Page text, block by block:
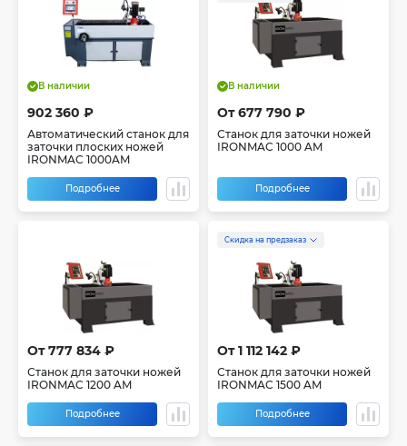
В наличии
902 360 ₽
Автоматический станок для
заточки плоских ножей
IRONMAC 1000AM
Подробнее
В наличии
От 677 790 ₽
Станок для заточки ножей
IRONMAC 1000 AM
Подробнее
От 777 834 ₽
Станок для заточки ножей
IRONMAC 1200 AM
Подробнее
Скидка на предзаказ
От 1 112 142 ₽
Станок для заточки ножей
IRONMAC 1500 AM
Подробнее